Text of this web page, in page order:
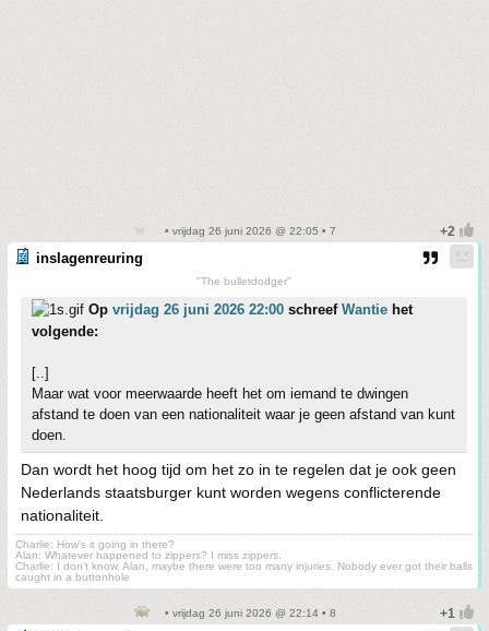
• vrijdag 26 juni 2026 @ 22:05 • 7
inslagenreuring
"The bulletdodger"
Op vrijdag 26 juni 2026 22:00 schreef Wantie het
volgende:
[..]
Maar wat voor meerwaarde heeft het om iemand te dwingen
afstand te doen van een nationaliteit waar je geen afstand van kunt
doen.
Dan wordt het hoog tijd om het zo in te regelen dat je ook geen
Nederlands staatsburger kunt worden wegens conflicterende
nationaliteit.
Charlie: How's it going in there?
Alan: Whatever happened to zippers? I miss zippers.
Charlie: I don't know, Alan, maybe there were too many injuries. Nobody ever got their balls
caught in a buttonhole
• vrijdag 26 juni 2026 @ 22:14 • 8